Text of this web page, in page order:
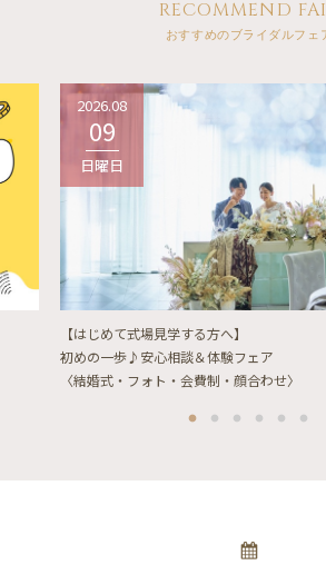
RECOMMEND
おすすめのブライダルフェ
2026.08
09
日曜日
【はじめて式場見学する方へ】
初めの一歩♪安心相談＆体験フェア
〈結婚式・フォト・会費制・顔合わせ〉